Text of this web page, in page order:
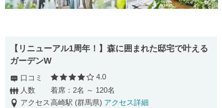
【リニューアル1周年！】森に囲まれた邸宅で叶える
ガーデンW
口コミ 口コミ評価
4.0
人数
着席：2名 ～ 120名
アクセス高崎駅 (群馬県) アクセス詳細